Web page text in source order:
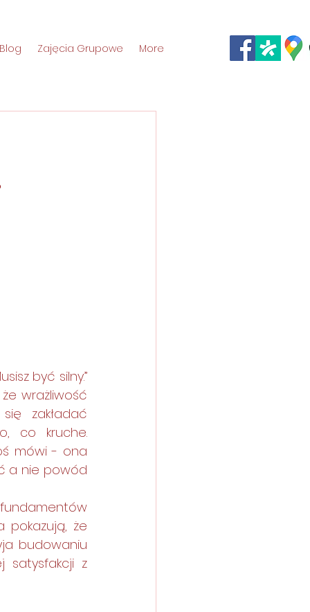
Blog Zajęcia Grupowe More
że wrażliwość
zakładać
co kruche.
mówi - ona
a nie powód
pokazują, że
budowaniu
satysfakcji z